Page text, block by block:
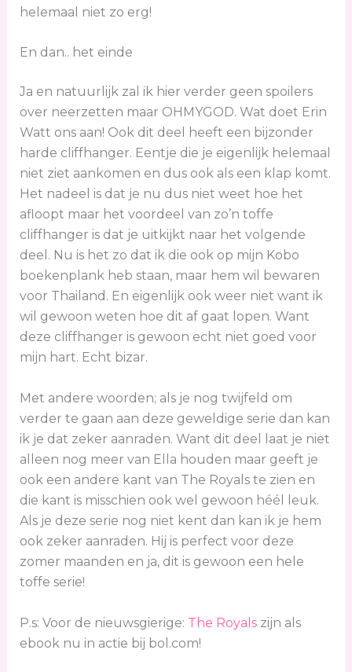
helemaal niet zo erg!
En dan.. het einde
Ja en natuurlijk zal ik hier verder geen spoilers
over neerzetten maar OHMYGOD. Wat doet Erin
Watt ons aan! Ook dit deel heeft een bijzonder
harde cliffhanger. Eentje die je eigenlijk helemaal
niet ziet aankomen en dus ook als een klap komt.
Het nadeel is dat je nu dus niet weet hoe het
afloopt maar het voordeel van zo’n toffe
cliffhanger is dat je uitkijkt naar het volgende
deel. Nu is het zo dat ik die ook op mijn Kobo
boekenplank heb staan, maar hem wil bewaren
voor Thailand. En eigenlijk ook weer niet want ik
wil gewoon weten hoe dit af gaat lopen. Want
deze cliffhanger is gewoon echt niet goed voor
mijn hart. Echt bizar.
Met andere woorden; als je nog twijfeld om
verder te gaan aan deze geweldige serie dan kan
ik je dat zeker aanraden. Want dit deel laat je niet
alleen nog meer van Ella houden maar geeft je
ook een andere kant van The Royals te zien en
die kant is misschien ook wel gewoon héél leuk.
Als je deze serie nog niet kent dan kan ik je hem
ook zeker aanraden. Hij is perfect voor deze
zomer maanden en ja, dit is gewoon een hele
toffe serie!
P.s: Voor de nieuwsgierige: The Royalszijn als
ebook nu in actie bij bol.com!